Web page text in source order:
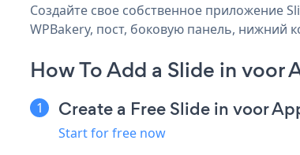
Создайте свое собственное приложение
WPBakery, пост, боковую панель, нижний
How To Add a Slide in voor
Create a Free Slide in voor
Start for free now